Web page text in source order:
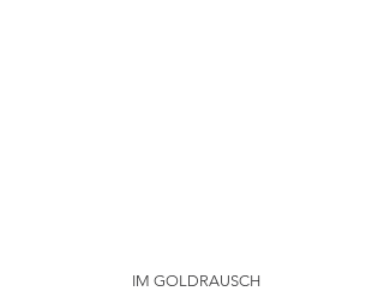
IM GOLDRAUSCH